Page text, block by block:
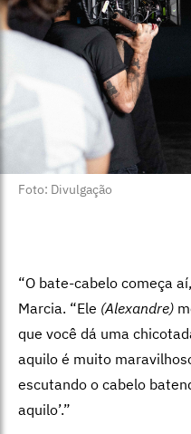
Foto: Divulgação
“O bate-cabelo começa
Marcia. “Ele (Alexandre)
que você dá uma
aquilo é muito
escutando o cabelo
aquilo’.”